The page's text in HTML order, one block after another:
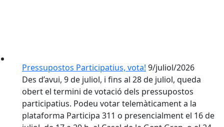
Pressupostos Participatius, vota! 9/juliol/2026
Des d’avui, 9 de juliol, i fins al 28 de juliol, queda
obert el termini de votació dels pressupostos
participatius. Podeu votar telemàticament a la
plataforma Participa 311 o presencialment el 16 de